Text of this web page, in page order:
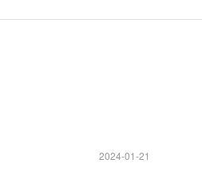
2024-01-21